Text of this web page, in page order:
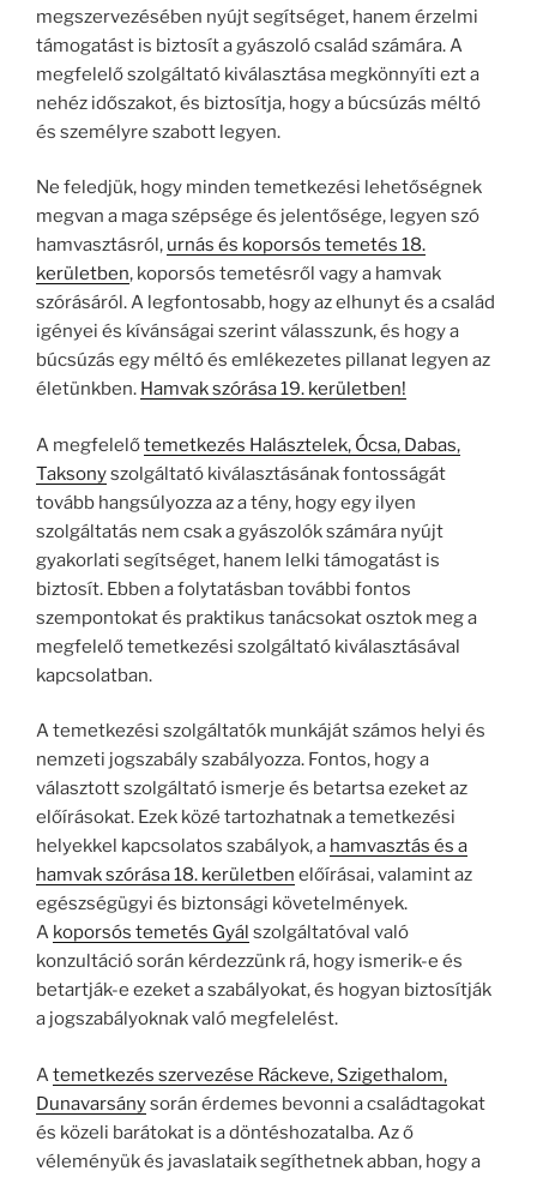
megszervezésében nyújt segítséget, hanem érzelmi
támogatást is biztosít a gyászoló család számára. A
megfelelő szolgáltató kiválasztása megkönnyíti ezt a
nehéz időszakot, és biztosítja, hogy a búcsúzás méltó
és személyre szabott legyen.
Ne feledjük, hogy minden temetkezési lehetőségnek
megvan a maga szépsége és jelentősége, legyen szó
hamvasztásról, urnás és koporsós temetés 18.
kerületben, koporsós temetésről vagy a hamvak
szórásáról. A legfontosabb, hogy az elhunyt és a család
igényei és kívánságai szerint válasszunk, és hogy a
búcsúzás egy méltó és emlékezetes pillanat legyen az
életünkben. Hamvak szórása 19. kerületben!
A megfelelőtemetkezés Halásztelek, Ócsa, Dabas,
Taksonyszolgáltató kiválasztásának fontosságát
tovább hangsúlyozza az a tény, hogy egy ilyen
szolgáltatás nem csak a gyászolók számára nyújt
gyakorlati segítséget, hanem lelki támogatást is
biztosít. Ebben a folytatásban további fontos
szempontokat és praktikus tanácsokat osztok meg a
megfelelő temetkezési szolgáltató kiválasztásával
kapcsolatban.
A temetkezési szolgáltatók munkáját számos helyi és
nemzeti jogszabály szabályozza. Fontos, hogy a
választott szolgáltató ismerje és betartsa ezeket az
előírásokat. Ezek közé tartozhatnak a temetkezési
helyekkel kapcsolatos szabályok, a hamvasztás és a
hamvak szórása 18. kerületben előírásai, valamint az
egészségügyi és biztonsági követelmények.
A koporsós temetés Gyál szolgáltatóval való
konzultáció során kérdezzünk rá, hogy ismerik-e és
betartják-e ezeket a szabályokat, és hogyan biztosítják
a jogszabályoknak való megfelelést.
Atemetkezés szervezése Ráckeve, Szigethalom,
Dunavarsánysorán érdemes bevonni a családtagokat
és közeli barátokat is a döntéshozatalba. Az ő
véleményük és javaslataik segíthetnek abban, hogy a